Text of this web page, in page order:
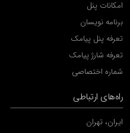
امکانات پنل
برنامه نویسان
تعرفه پنل پیامک
تعرفه شارژ پیامک
شماره اختصاصی
راه‌های ارتباطی
ایران، تهران